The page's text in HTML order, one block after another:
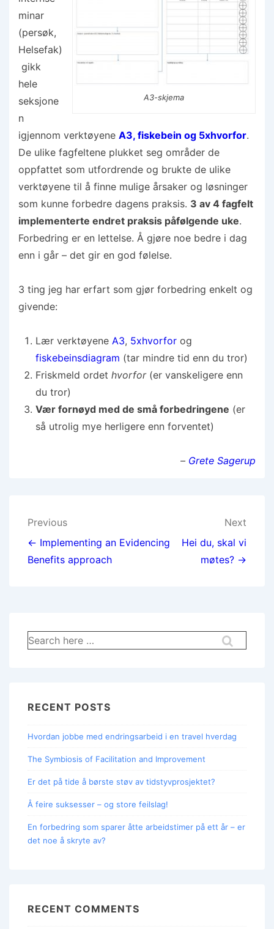
A3-skjema
minar
(persøk,
Helsefak)
gikk
hele
seksjone
n
igjennom verktøyene A3, fiskebein og 5xhvorfor.
De ulike fagfeltene plukket seg områder de
oppfattet som utfordrende og brukte de ulike
verktøyene til å finne mulige årsaker og løsninger
som kunne forbedre dagens praksis. 3 av 4 fagfelt
implementerte endret praksis påfølgende uke.
Forbedring er en lettelse. Å gjøre noe bedre i dag
enn i går – det gir en god følelse.
3 ting jeg har erfart som gjør forbedring enkelt og
givende:
Lær verktøyene A3, 5xhvorfor og
fiskebeinsdiagram (tar mindre tid enn du tror)
Friskmeld ordet hvorfor(er vanskeligere enn
du tror)
Vær fornøyd med de små forbedringene (er
så utrolig mye herligere enn forventet)
– Grete Sagerup
Previous
← Implementing an Evidencing
Benefits approach
Next
Hei du, skal vi
møtes? →
RECENT POSTS
Hvordan jobbe med endringsarbeid i en travel hverdag
The Symbiosis of Facilitation and Improvement
Er det på tide å børste støv av tidstyvprosjektet?
Å feire suksesser – og store feilslag!
En forbedring som sparer åtte arbeidstimer på ett år – er
det noe å skryte av?
RECENT COMMENTS